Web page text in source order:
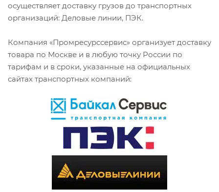
осуществляет доставку грузов до транспортных
организаций: Деловые линии, ПЭК.
Компания «Промресурссервис» организует доставку
товара по Москве и в любую точку России по
тарифам и в сроки, указанные на официальных
сайтах транспортных компаний: